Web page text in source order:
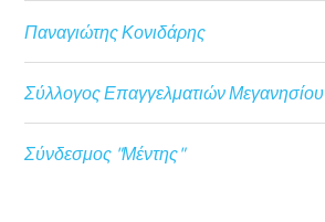
Παναγιώτης Κονιδάρης
Σύλλογος Επαγγελματιών Μεγανησίου
Σύνδεσμος "Μέντης"